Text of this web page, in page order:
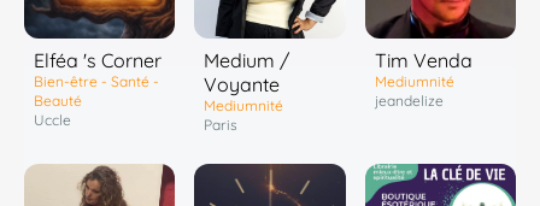
Elféa 's Corner
Bien-être - Santé -
Beauté
Uccle
Medium /
Voyante
Mediumnité
Paris
Tim Venda
Mediumnité
jeandelize